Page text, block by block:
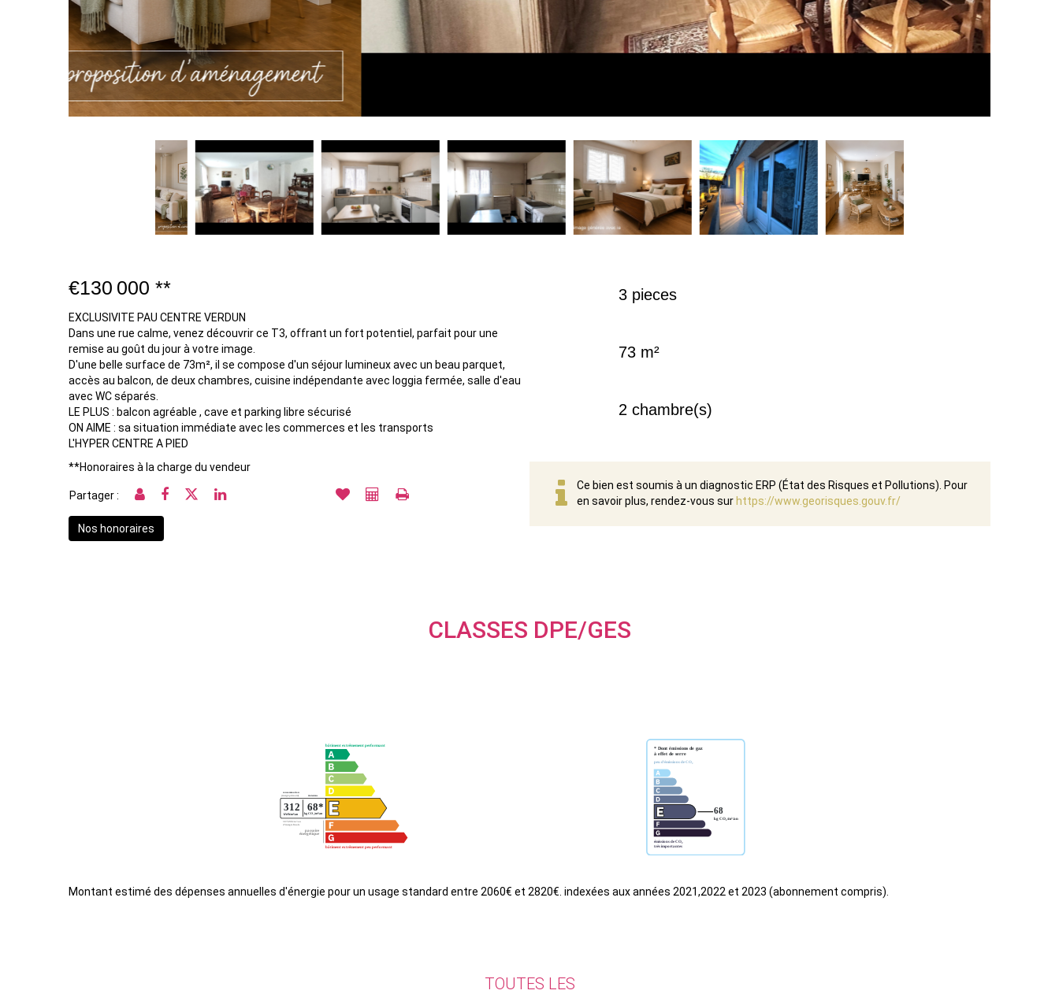
€130 000 **
EXCLUSIVITE PAU CENTRE VERDUN
Dans une rue calme, venez découvrir ce T3, offrant un fort potentiel, parfait pour une
remise au goût du jour à votre image.
D'une belle surface de 73m², il se compose d'un séjour lumineux avec un beau parquet,
accès au balcon, de deux chambres, cuisine indépendante avec loggia fermée, salle d'eau
avec WC séparés.
LE PLUS : balcon agréable , cave et parking libre sécurisé
ON AIME : sa situation immédiate avec les commerces et les transports
L'HYPER CENTRE A PIED
**Honoraires à la charge du vendeur
Partager :
Nos honoraires
3 pieces
73 m²
2 chambre(s)
CLASSES DPE/GES
Montant estimé des dépenses annuelles d'énergie pour un usage standard entre 2060€ et 2820€. indexées aux années 2021,2022 et 2023 (abonnement compris).
Ce bien est soumis à un diagnostic ERP (État des Risques et Pollutions). Pour
en savoir plus, rendez-vous sur https://www.georisques.gouv.fr/
TOUTES LES